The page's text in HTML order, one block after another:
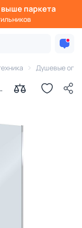
паркета
Душевые